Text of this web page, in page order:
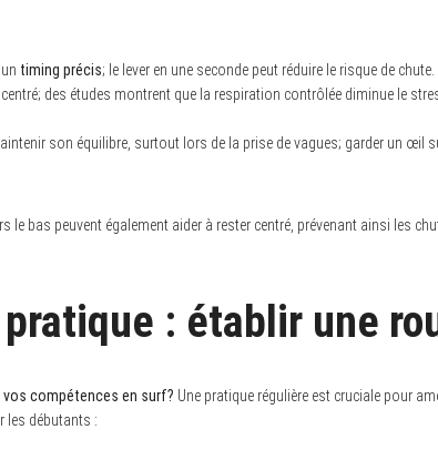
timing précis; le lever en une seconde peut réduire le risque de chute.
des études montrent que la respiration contrôlée diminue le
son équilibre, surtout lors de la prise de vagues; garder un œil
le bas peuvent également aider à rester centré, prévenant ainsi les
: établir une
compétences en surf? Une pratique régulière est cruciale pour
les débutants :